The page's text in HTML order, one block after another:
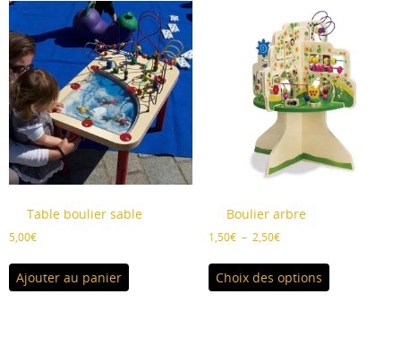
Table boulier sable
5,00€
Ajouter au panier
Boulier arbre
1,50€ – 2,50€Plage
prix :
1,50€
Choix des options
Ce
a